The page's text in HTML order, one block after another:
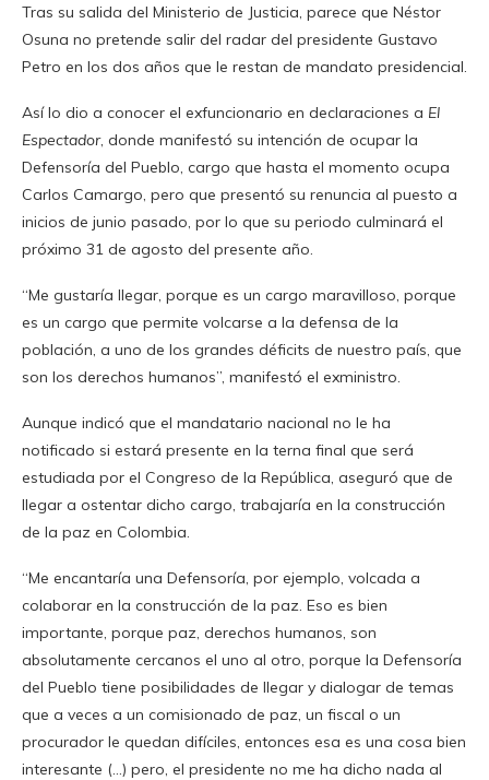
Tras su salida del Ministerio de Justicia, parece que Néstor
Osuna no pretende salir del radar del presidente Gustavo
Petro en los dos años que le restan de mandato presidencial.
Así lo dio a conocer el exfuncionario en declaraciones a El
Espectador, donde manifestó su intención de ocupar la
Defensoría del Pueblo, cargo que hasta el momento ocupa
Carlos Camargo, pero que presentó su renuncia al puesto a
inicios de junio pasado, por lo que su periodo culminará el
próximo 31 de agosto del presente año.
“Me gustaría llegar, porque es un cargo maravilloso, porque
es un cargo que permite volcarse a la defensa de la
población, a uno de los grandes déficits de nuestro país, que
son los derechos humanos”, manifestó el exministro.
Aunque indicó que el mandatario nacional no le ha
notificado si estará presente en la terna final que será
estudiada por el Congreso de la República, aseguró que de
llegar a ostentar dicho cargo, trabajaría en la construcción
de la paz en Colombia.
“Me encantaría una Defensoría, por ejemplo, volcada a
colaborar en la construcción de la paz. Eso es bien
importante, porque paz, derechos humanos, son
absolutamente cercanos el uno al otro, porque la Defensoría
del Pueblo tiene posibilidades de llegar y dialogar de temas
que a veces a un comisionado de paz, un fiscal o un
procurador le quedan difíciles, entonces esa es una cosa bien
interesante (…) pero, el presidente no me ha dicho nada al